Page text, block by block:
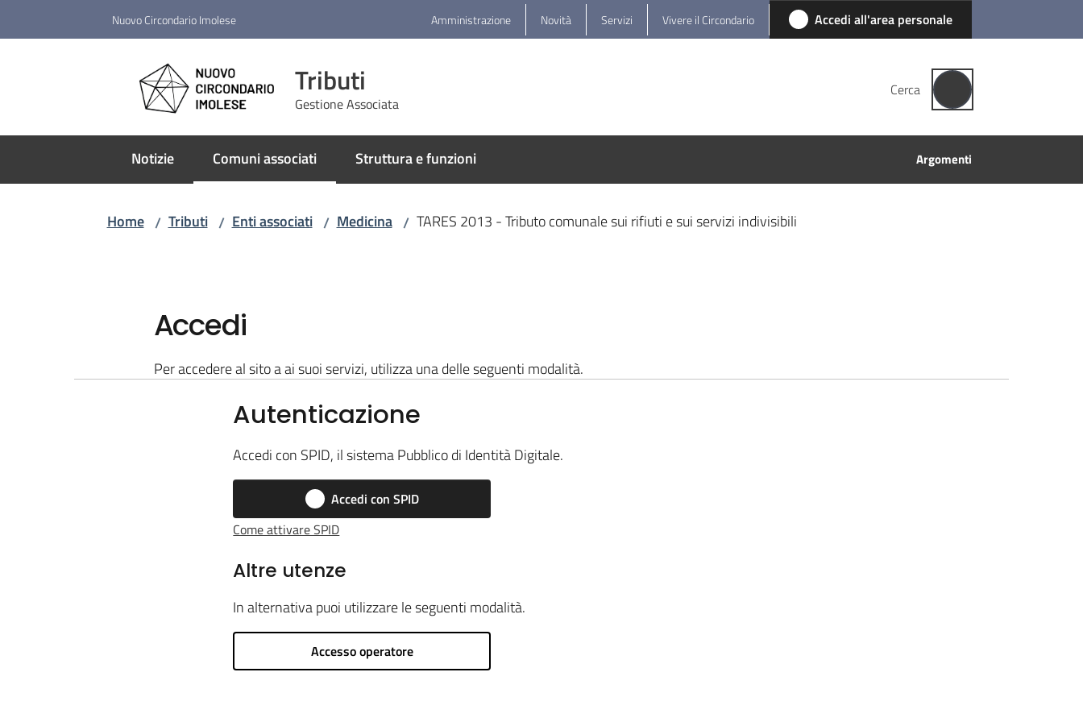
Nuovo Circondario Imolese Amministrazione Novità Servizi Vivere il Circondario Accedi all'area personale
Tributi
Gestione Associata
Cerca
Notizie Comuni associati
Menu selezionato Struttura e funzioni Argomenti
Home / Tributi / Enti associati / Medicina / TARES 2013 - Tributo comunale sui rifiuti e sui servizi indivisibili
Accedi
Per accedere al sito a ai suoi servizi, utilizza una delle seguenti modalità.
Autenticazione
Accedi con SPID, il sistema Pubblico di Identità Digitale.
Accedi con SPID
Come attivare SPID
Altre utenze
In alternativa puoi utilizzare le seguenti modalità.
Accesso operatore